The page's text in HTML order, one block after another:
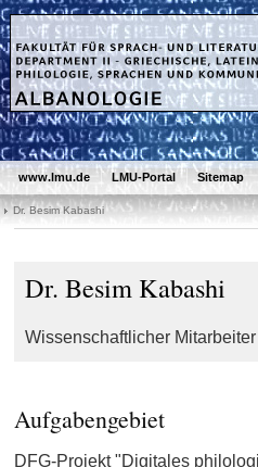
www.lmu.de LMU-Portal Sitemap
Dr. Besim Kabashi
Dr. Besim Kabashi
Wissenschaftlicher
Aufgabengebiet
DFG-Projekt "Digitales